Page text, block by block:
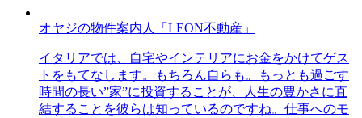
オヤジの物件案内人「LEON不動産」
イタリアでは、自宅やインテリアにお金をかけてゲス
トをもてなします。もちろん自らも。もっとも過ごす
時間の長い”家”に投資することが、人生の豊かさに直
結することを彼らは知っているのですね。仕事へのモ